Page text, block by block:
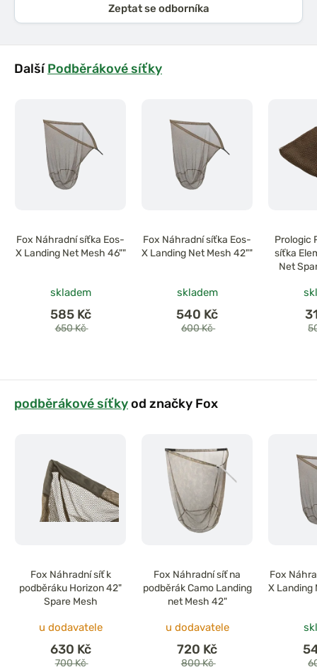
Zeptat se odborníka
DalšíPodběrákové síťky
Fox Náhradní síťka Eos-
X Landing Net Mesh 46""
skladem
585 Kč
650 Kč
Fox Náhradní síťka Eos-
X Landing Net Mesh 42""
skladem
540 Kč
600 Kč
Prologic
síťka
Net
podběrákové síťkyod značky Fox
Fox Náhradní síť k
podběráku Horizon 42"
Spare Mesh
u dodavatele
630 Kč
700 Kč
Fox Náhradní síť na
podběrák Camo Landing
net Mesh 42"
u dodavatele
720 Kč
800 Kč
Fox
X Landing